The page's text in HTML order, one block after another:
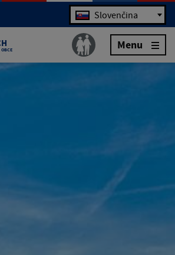
Jazyk Slovenčina
Menu